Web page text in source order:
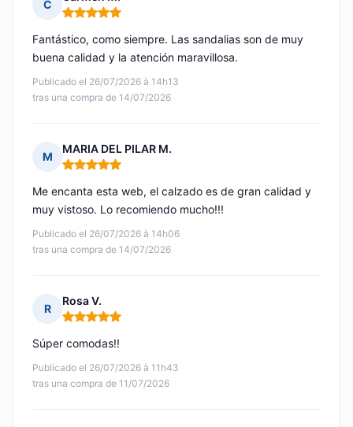
C
Nota: 5 de 5
Publicado el 26/07/2026 à 14h13
tras una compra de 14/07/2026
Fantástico, como siempre. Las sandalias son de muy
buena calidad y la atención maravillosa.
M
MARIA DEL PILAR M.
Nota: 5 de 5
Publicado el 26/07/2026 à 14h06
tras una compra de 14/07/2026
Me encanta esta web, el calzado es de gran calidad y
muy vistoso. Lo recomiendo mucho!!!
R
Rosa V.
Nota: 5 de 5
Publicado el 26/07/2026 à 11h43
tras una compra de 11/07/2026
Súper comodas!!